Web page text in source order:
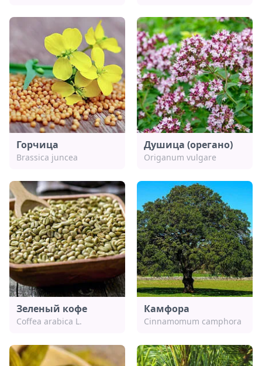
Горчица
Brassica juncea
Душица (орегано)
Origanum vulgare
Зеленый кофе
Coffea arabica L.
Камфора
Cinnamomum camphora